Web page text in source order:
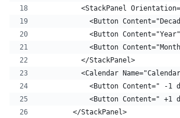
<StackPanel
<Button
<Button
<Button
          </StackPanel>
<Calendar
<Button Content=" -1
<Button Content=" +1
        </StackPanel>